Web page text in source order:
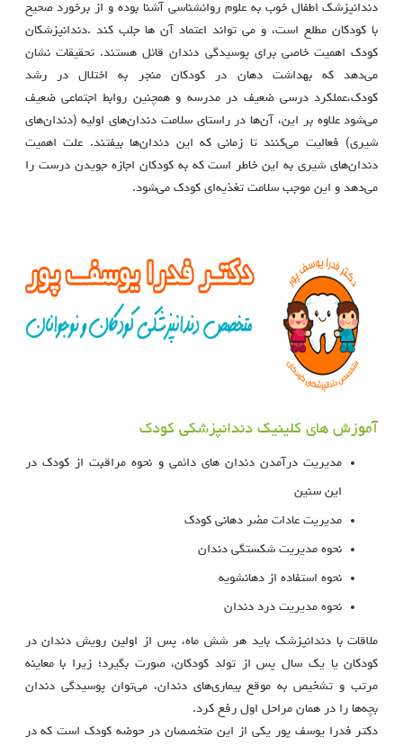
دندانپزشک اطفال خوب به علوم روانشناسی آشنا بوده و از برخورد صحیح
با کودکان مطلع است، و می تواند اعتماد آن ها جلب کند .دندانپزشکان
کودک اهمیت خاصی برای پوسیدگی دندان قائل هستند. تحقیقات نشان
می‌دهد که بهداشت دهان در کودکان منجر به اختلال در رشد
کودک،عملکرد درسی ضعیف در مدرسه و همچنین روابط اجتماعی ضعیف
می‌شود علاوه بر این، آن‌ها در راستای سلامت دندان‌های اولیه (دندان‌های
شیری) فعالیت می‌کنند تا زمانی که این دندان‌ها بیفتند. علت اهمیت
دندان‌های شیری به این خاطر است که به کودکان اجازه جویدن درست را
می‌دهد و این موجب سلامت تغذیه‌ای کودک می‌شود.
آموزش های کلینیک دندانپزشکی کودک
مدیریت درآمدن دندان های دائمی و نحوه مراقبت از کودک در
این سنین
مدیریت عادات مضر دهانی کودک
نحوه مدیریت شکستگی دندان
نحوه استفاده از دهانشویه
نحوه مدیریت درد دندان
ملاقات با دندانپزشک باید هر شش ماه، پس از اولین رویش دندان در
کودکان یا یک سال پس از تولد کودکان، صورت بگیرد؛ زیرا با معاینه
مرتب و تشخیص به موقع بیماری‌های دندان، می‌توان پوسیدگی دندان
بچه‌ها را در همان مراحل اول رفع کرد.
دکتر فدرا یوسف پور یکی از این متخصصان در حوضه کودک است که در